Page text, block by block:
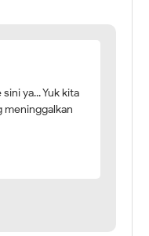
ya... Yuk kita
meninggalkan